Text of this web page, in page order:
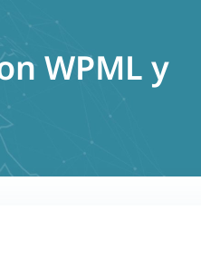
WPML y